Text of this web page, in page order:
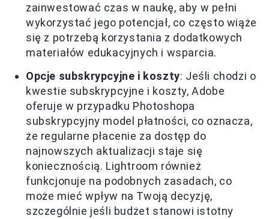
zainwestować czas w naukę, aby w pełni
wykorzystać jego potencjał, co często wiąże
się z potrzebą korzystania z dodatkowych
materiałów edukacyjnych i wsparcia.
Opcje subskrypcyjne i koszty: Jeśli chodzi o
kwestie subskrypcyjne i koszty, Adobe
oferuje w przypadku Photoshopa
subskrypcyjny model płatności, co oznacza,
że regularne płacenie za dostęp do
najnowszych aktualizacji staje się
koniecznością. Lightroom również
funkcjonuje na podobnych zasadach, co
może mieć wpływ na Twoją decyzję,
szczególnie jeśli budżet stanowi istotny